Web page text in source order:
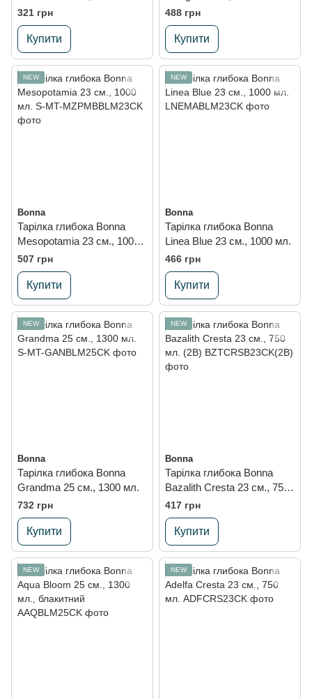
321 грн
Купити
488 грн
Купити
NEW
Bonna
Тарілка глибока Bonna
Mesopotamia 23 см., 1000
мл.
507 грн
Купити
NEW
Bonna
Тарілка глибока Bonna
Linea Blue 23 см., 1000 мл.
466 грн
Купити
NEW
Bonna
Тарілка глибока Bonna
Grandma 25 см., 1300 мл.
732 грн
Купити
NEW
Bonna
Тарілка глибока Bonna
Bazalith Cresta 23 см., 750
мл. (2B)
417 грн
Купити
NEW NEW